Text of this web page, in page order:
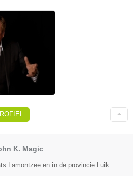
K. Magic
Lamontzee en in de provincie Luik.